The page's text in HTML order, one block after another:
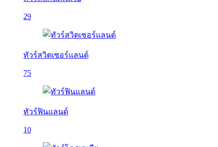
29
ทัวร์สวิตเซอร์แลนด์
75
ทัวร์ฟินแลนด์
10